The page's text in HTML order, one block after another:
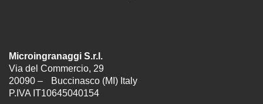
Microingranaggi S.r.l.
Via del Commercio, 29
20090 – Buccinasco (MI) Italy
P.IVA IT10645040154